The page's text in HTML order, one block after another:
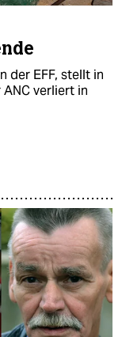
der EFF, stellt in
verliert in